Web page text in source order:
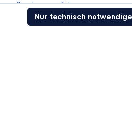
Sendungsverfolgung
Gewährleistung / Reparatur
Nur technisch notwendige